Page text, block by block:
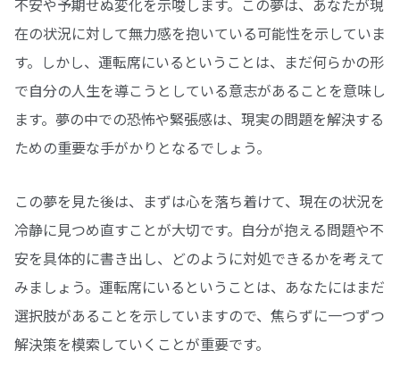
在の状況に対して無力感を抱いている可能性を示していま
す。しかし、運転席にいるということは、まだ何らかの形
で自分の人生を導こうとしている意志があることを意味し
ます。夢の中での恐怖や緊張感は、現実の問題を解決する
ための重要な手がかりとなるでしょう。
この夢を見た後は、まずは心を落ち着けて、現在の状況を
冷静に見つめ直すことが大切です。自分が抱える問題や不
安を具体的に書き出し、どのように対処できるかを考えて
みましょう。運転席にいるということは、あなたにはまだ
選択肢があることを示していますので、焦らずに一つずつ
解決策を模索していくことが重要です。